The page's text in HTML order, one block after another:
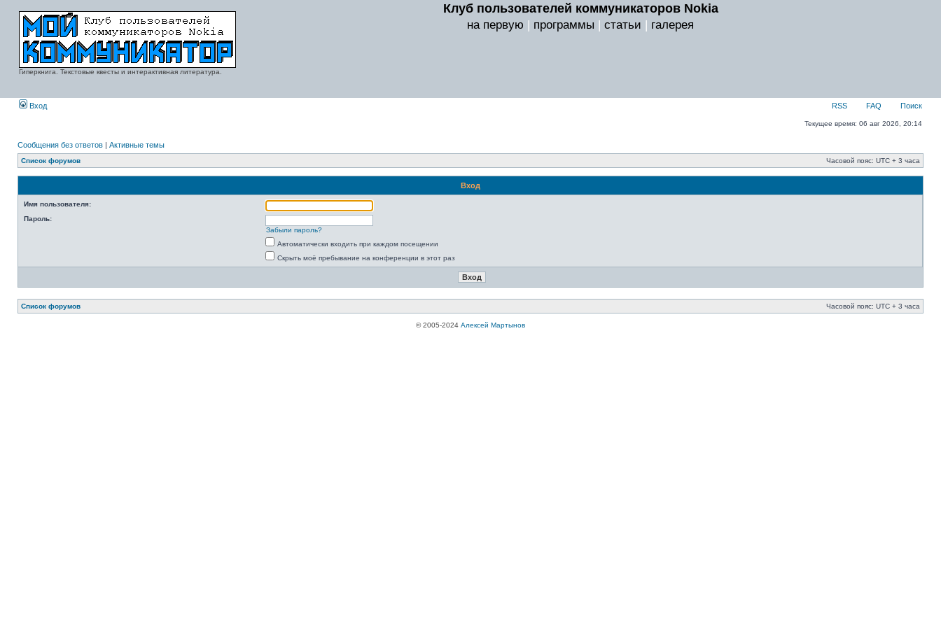
Гиперкнига. Текстовые квесты и интерактивная литература.
Клуб пользователей коммуникаторов Nokia
на первую | программы | статьи | галерея
Вход RSS FAQ Поиск
Текущее время: 06 авг 2026, 20:14
Сообщения без ответов | Активные темы
Список форумов Часовой пояс: UTC + 3 часа
Вход
Имя пользователя:
Пароль:
Забыли пароль?
Автоматически входить при каждом посещении
Скрыть моё пребывание на конференции в этот раз
Список форумов Часовой пояс: UTC + 3 часа
© 2005-2024 Алексей Мартынов